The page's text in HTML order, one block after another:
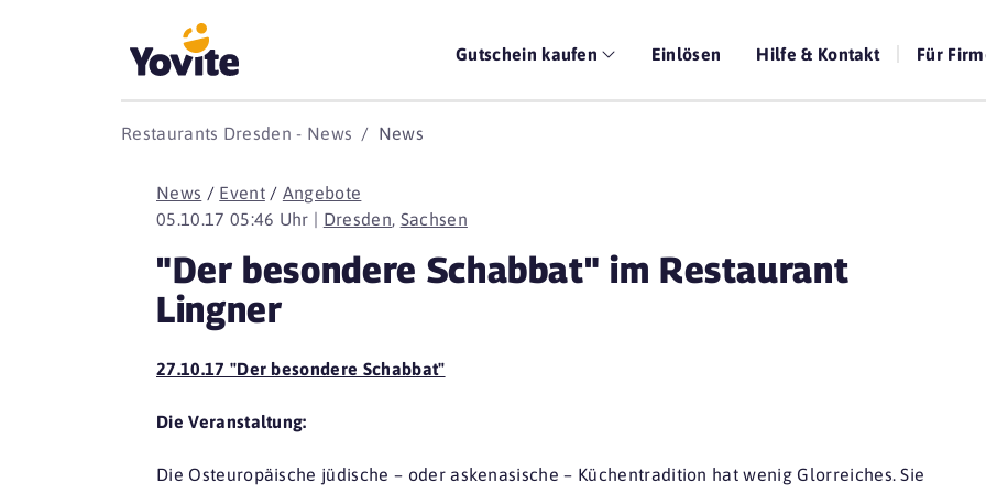
Gutschein kaufen Einlösen Hilfe & Kontakt Für
Restaurants Dresden - News News
News / Event/ Angebote
05.10.17 05:46 Uhr | Dresden, Sachsen
"Der besondere Schabbat" im Restaurant
Lingner
27.10.17 "Der besondere Schabbat"
Die Veranstaltung:
Die Osteuropäische jüdische – oder askenasische – Küchentradition hat wenig Glorreiches. Sie